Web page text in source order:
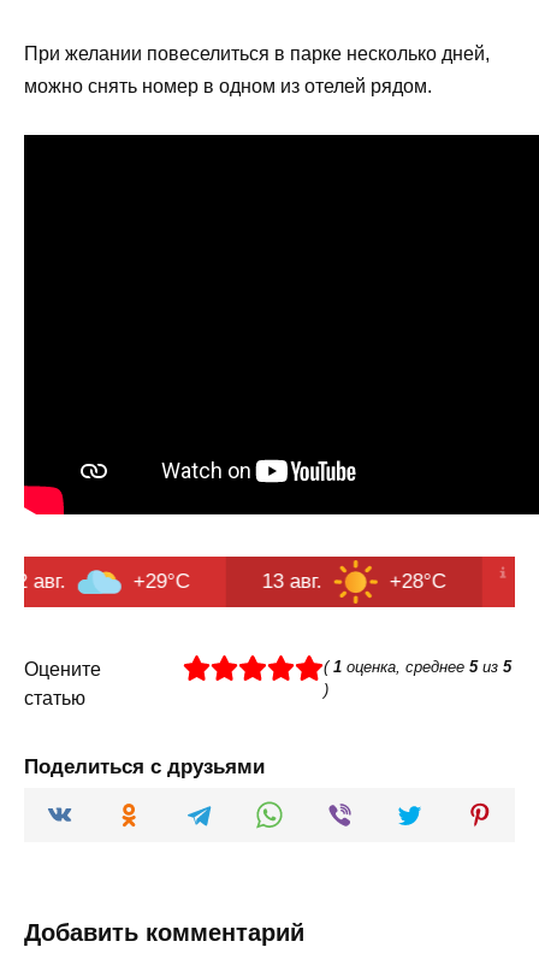
При желании повеселиться в парке несколько дней,
можно снять номер в одном из отелей рядом.
+29°C +28°C 14 авг.
Оцените
статью
(1оценка, среднее 5из 5
)
Поделиться с друзьями
Добавить комментарий